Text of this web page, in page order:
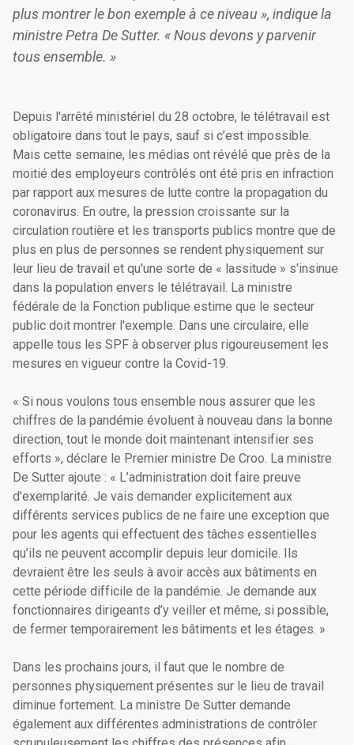
plus montrer le bon exemple à ce niveau », indique la
ministre Petra De Sutter. « Nous devons y parvenir
tous ensemble. »
Depuis l'arrêté ministériel du 28 octobre, le télétravail est
obligatoire dans tout le pays, sauf si c’est impossible.
Mais cette semaine, les médias ont révélé que près de la
moitié des employeurs contrôlés ont été pris en infraction
par rapport aux mesures de lutte contre la propagation du
coronavirus. En outre, la pression croissante sur la
circulation routière et les transports publics montre que de
plus en plus de personnes se rendent physiquement sur
leur lieu de travail et qu'une sorte de « lassitude » s'insinue
dans la population envers le télétravail. La ministre
fédérale de la Fonction publique estime que le secteur
public doit montrer l'exemple. Dans une circulaire, elle
appelle tous les SPF à observer plus rigoureusement les
mesures en vigueur contre la Covid-19.
« Si nous voulons tous ensemble nous assurer que les
chiffres de la pandémie évoluent à nouveau dans la bonne
direction, tout le monde doit maintenant intensifier ses
efforts », déclare le Premier ministre De Croo. La ministre
De Sutter ajoute : « L’administration doit faire preuve
d'exemplarité. Je vais demander explicitement aux
différents services publics de ne faire une exception que
pour les agents qui effectuent des tâches essentielles
qu’ils ne peuvent accomplir depuis leur domicile. Ils
devraient être les seuls à avoir accès aux bâtiments en
cette période difficile de la pandémie. Je demande aux
fonctionnaires dirigeants d’y veiller et même, si possible,
de fermer temporairement les bâtiments et les étages. »
Dans les prochains jours, il faut que le nombre de
personnes physiquement présentes sur le lieu de travail
diminue fortement. La ministre De Sutter demande
également aux différentes administrations de contrôler